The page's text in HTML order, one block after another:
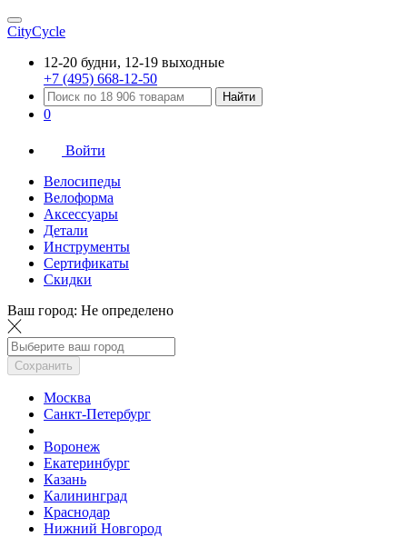
CityCycle
12-20 будни, 12-19 выходные
+7 (495) 668-12-50
Найти
0
Войти
Велосипеды
Велоформа
Аксессуары
Детали
Инструменты
Сертификаты
Скидки
Ваш город: Не определено
Сохранить
Москва
Санкт-Петербург
Воронеж
Екатеринбург
Казань
Калининград
Краснодар
Нижний Новгород